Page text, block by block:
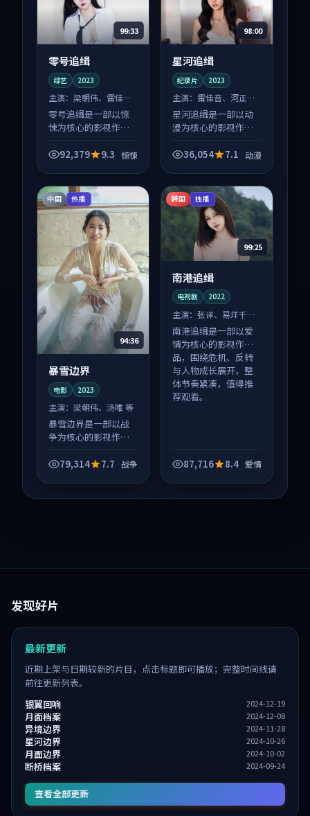
99:33
零号追缉
综艺 2023
主演： 梁朝伟、雷佳音
等
零号追缉是一部以惊
悚为核心的影视作
与人物成长展开，整
92,379 9.3 惊悚
98:00
星河追缉
纪录片 2023
主演： 雷佳音、河正宇
等
星河追缉是一部以动
漫为核心的影视作
与人物成长展开，整
36,054 7.1 动漫
中国 热播
94:36
暴雪边界
电影 2023
主演： 梁朝伟、汤唯 等
暴雪边界是一部以战
争为核心的影视作
与人物成长展开，整
79,314 7.7 战争
韩国 独播
99:25
南港追缉
电视剧 2022
主演： 张译、易烊千玺
等
南港追缉是一部以爱
情为核心的影视作
品，围绕危机、反转
与人物成长展开，整
体节奏紧凑，值得推
荐观看。
87,716 8.4 爱情
发现好片
最新更新
近期上架与日期较新的片目，点击标题即可播放；完整时间线请
前往更新列表。
银翼回响
2024-12-19
月面档案 2024-12-08
异境边界 2024-11-28
星河边界 2024-10-26
月面边界 2024-10-02
断桥档案 2024-09-24
查看全部更新